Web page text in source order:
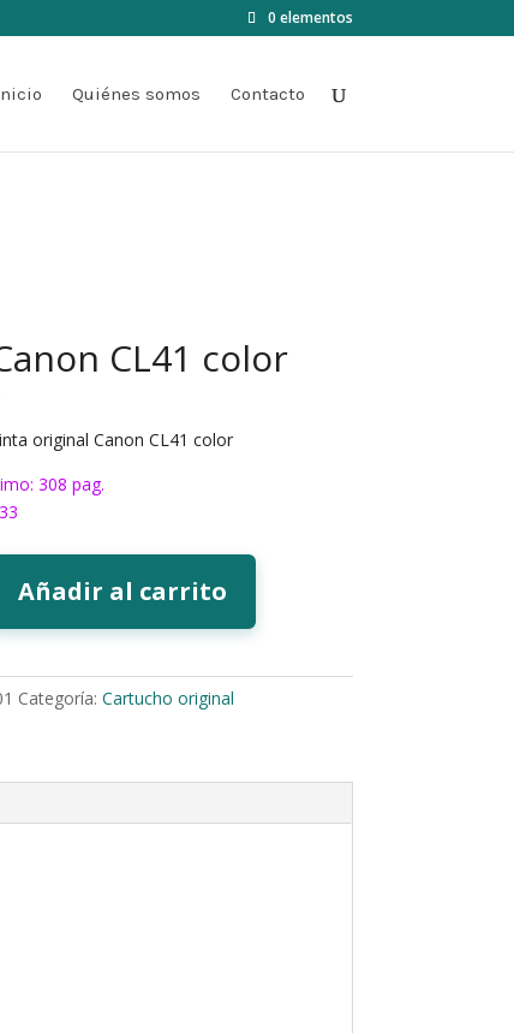
0 elementos
Quiénes somos Contacto
CL41 color
original Canon CL41 color
308 pag.
Añadir al carrito
Categoría: Cartucho original